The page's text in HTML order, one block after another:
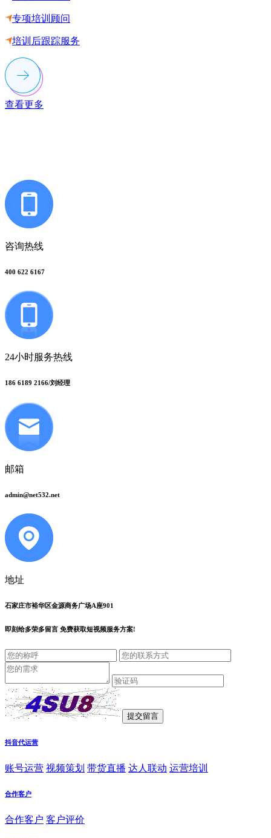
专项培训顾问
培训后跟踪服务
查看更多
咨询热线
400 622 6167
24小时服务热线
186 6189 2166/刘经理
邮箱
admin@net532.net
地址
石家庄市裕华区金源商务广场A座901
即刻给多荣多留言 免费获取短视频服务方案!
抖音代运营
账号运营 视频策划 带货直播 达人联动 运营培训
合作客户
合作客户 客户评价